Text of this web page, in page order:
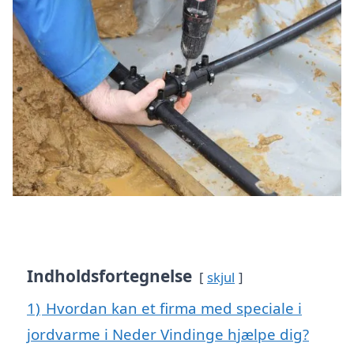
Indholdsfortegnelse skjul
1) Hvordan kan et firma med speciale i
jordvarme i Neder Vindinge hjælpe dig?